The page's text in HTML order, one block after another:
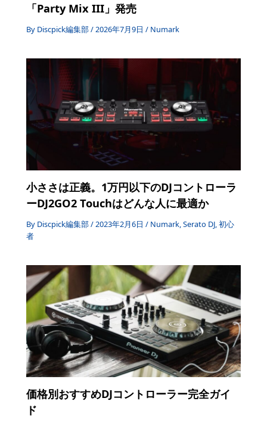
「Party Mix III」発売
By Discpick編集部/ 2026年7月9日/ Numark
小ささは正義。1万円以下のDJコントローラ
ーDJ2GO2 Touchはどんな人に最適か
By Discpick編集部/2023年2月6日/ Numark,Serato DJ,初心
者
価格別おすすめDJコントローラー完全ガイ
ド